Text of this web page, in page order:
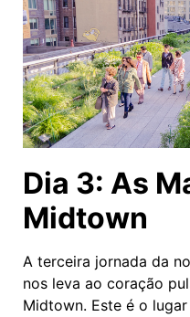
Dia 3: As
Midtown
A terceira jornada da
nos leva ao coração
Midtown. Este é o